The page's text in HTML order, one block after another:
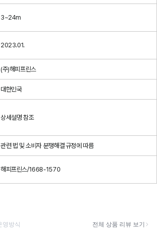
3~24m
2023.01.
(주)해피프린스
대한민국
상세설명 참조
관련 법 및 소비자 분쟁해결 규정에 따름
해피프린스/1668-1570